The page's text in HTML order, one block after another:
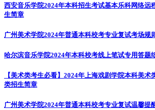
西安音乐学院2024年本科招生考试基本乐科网络远
生简章
广州美术学院2024年普通本科校考专业复试考场规
哈尔滨音乐学院2024年本科校考线上笔试专用答题
【美术类考生必看】2024年上海戏剧学院本科美术
类招生简章
广州美术学院2024年普通本科校考专业复试温馨提